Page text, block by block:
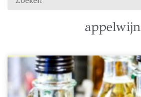
appelwijn